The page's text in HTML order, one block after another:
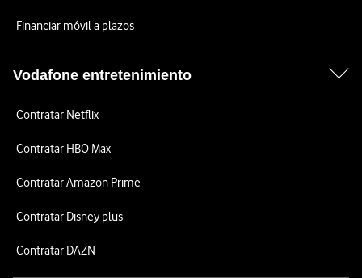
Financiar móvil a plazos
Vodafone entretenimiento
Contratar Netflix
Contratar HBO Max
Contratar Amazon Prime
Contratar Disney plus
Contratar DAZN